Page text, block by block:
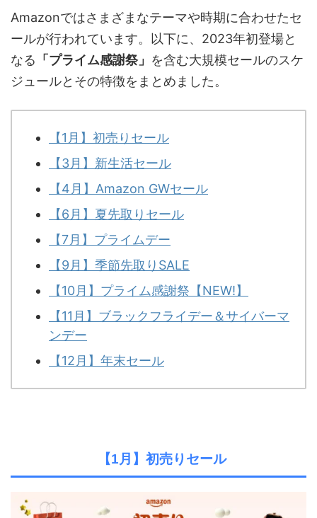
Amazonではさまざまなテーマや時期に合わせたセ
ールが行われています。以下に、2023年初登場と
なる 「プライム感謝祭」 を含む大規模セールのスケ
ジュールとその特徴をまとめました。
【1月】初売りセール
【3月】新生活セール
【4月】Amazon GWセール
【6月】夏先取りセール
【7月】プライムデー
【9月】季節先取りSALE
【10月】プライム感謝祭【NEW!】
【11月】ブラックフライデー＆サイバーマ
ンデー
【12月】年末セール
【1月】初売りセール